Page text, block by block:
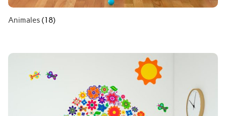
Animales (18)